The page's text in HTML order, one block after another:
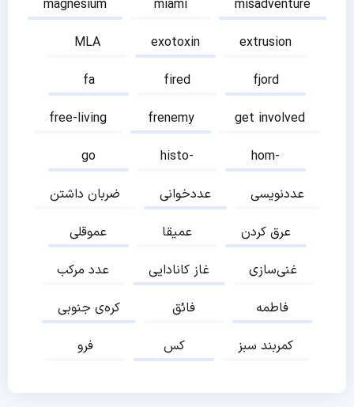
magnesium miami
misadventure
MLA
exotoxin
extrusion
fa
fired
fjord
free-living
frenemy
get involved
go
histo-
hom-
ضربان داشتن
عددخوانی
عددنویسی
عموقلی
عمیقا
عرق کردن
عدد مرکب
غاز کانادایی
غنی‌سازی
کره‌ی جنوبی
فائق
فاطمه
فرو
کس کمربند سبز